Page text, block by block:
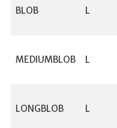
BLOB L
MEDIUMBLOB L
LONGBLOB L